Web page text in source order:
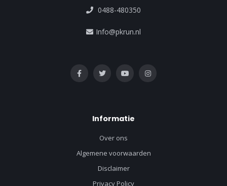
0488-480350
Info@pkrun.nl
Informatie
Over ons
Algemene voorwaarden
Disclaimer
Privacy Policy